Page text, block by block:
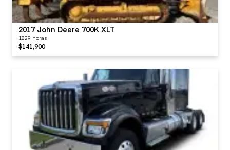
2017 John Deere 700K XLT
1829 horas
$141,900